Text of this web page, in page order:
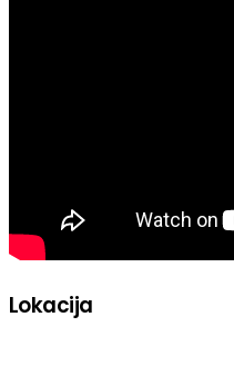
Lokacija